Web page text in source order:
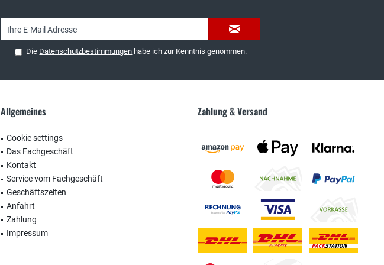
Die Datenschutzbestimmungen habe ich zur Kenntnis genommen.
Allgemeines
Cookie settings
Das Fachgeschäft
Kontakt
Service vom Fachgeschäft
Geschäftszeiten
Anfahrt
Zahlung
Impressum
Zahlung & Versand